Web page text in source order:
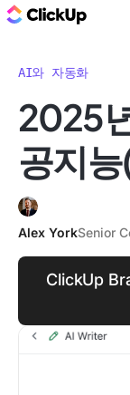
AI와 자동화
2025
공지
Alex YorkSenior
ClickUp